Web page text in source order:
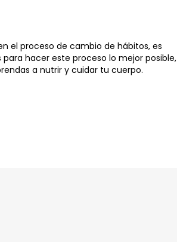
el proceso de cambio de hábitos, es
hacer este proceso lo mejor posible,
a nutrir y cuidar tu cuerpo.